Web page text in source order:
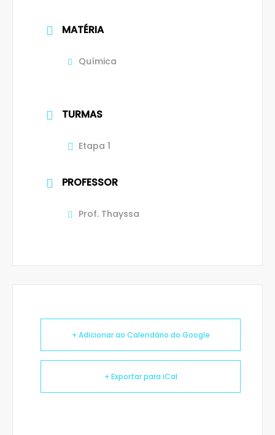
MATÉRIA
Química
TURMAS
Etapa 1
PROFESSOR
Prof. Thayssa
+ Adicionar ao Calendário do Google
+ Exportar para iCal